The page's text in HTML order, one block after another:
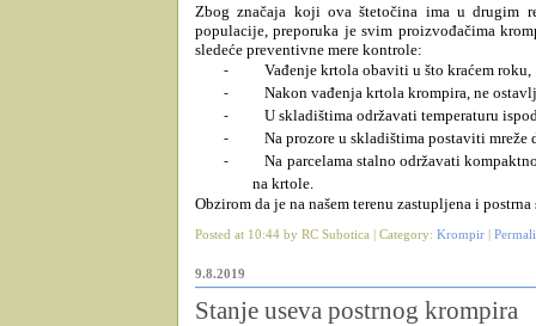
Zbog značaja koji ova štetočina ima u drugim
populacije, preporuka je svim proizvođačima
sledeće preventivne mere kontrole:
- Vađenje krtola obaviti u što kraćem roku,
- Nakon vađenja krtola krompira, ne
- U skladištima održavati temperaturu
- Na prozore u skladištima postaviti mreže
-
Na parcelama stalno održavati
na krtole.
Obzirom da je na našem terenu zastupljena i
Posted at 10:44 by RC Subotica | Category: Krompir
9.8.2019
Stanje useva postrnog krompira